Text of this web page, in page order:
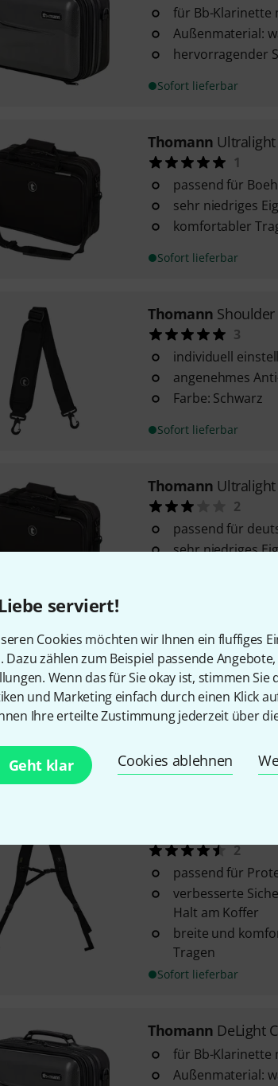
serviert!
Cookies möchten wir Ihnen ein fluffiges
Dazu zählen zum Beispiel passende
Wenn das für Sie okay ist, stimmen
und Marketing einfach durch einen Klick
Ihre erteilte Zustimmung jederzeit über
Geht klar Cookies ablehnen
für Bb-Klarinette
Außenmaterial:
hervorragender
Sofort lieferbar
Thomann Ultralight
1
passend für
sehr niedriges
komfortabler
Sofort lieferbar
Thomann Shoulder
3
individuell
angenehmes
Farbe: Schwarz
Sofort lieferbar
Thomann Ultralight
2
passend für
sehr niedriges
ThomannDeLight
5
für Bb-Klarinette
Außenmaterial:
Sofort lieferbar
2
passend für
verbesserte
Halt am Koffer
breite und
Tragen
Sofort lieferbar
Thomann DeLight
für Bb-Klarinette
Außenmaterial: